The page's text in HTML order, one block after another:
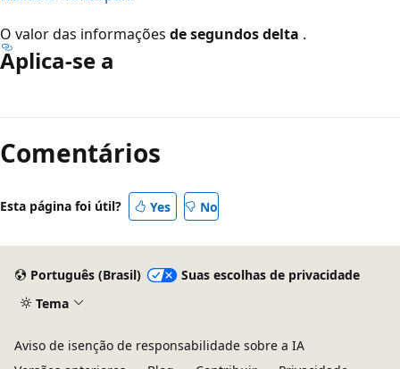
O valor das informações de segundos delta .
Aplica-se a
leitura
Comentários
Esta página foi útil? Yes No
Português (Brasil)
Suas escolhas de privacidade
Tema
Aviso de isenção de responsabilidade sobre a IA